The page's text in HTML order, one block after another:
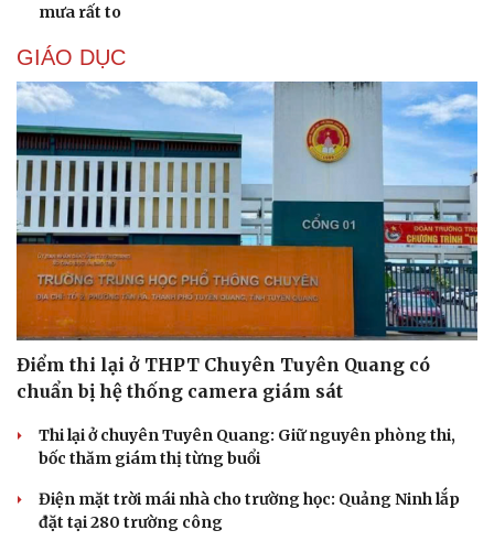
Cải chính
mưa rất to
GIÁO DỤC
Điểm thi lại ở THPT Chuyên Tuyên Quang có
chuẩn bị hệ thống camera giám sát
Thi lại ở chuyên Tuyên Quang: Giữ nguyên phòng thi,
bốc thăm giám thị từng buổi
Điện mặt trời mái nhà cho trường học: Quảng Ninh lắp
đặt tại 280 trường công